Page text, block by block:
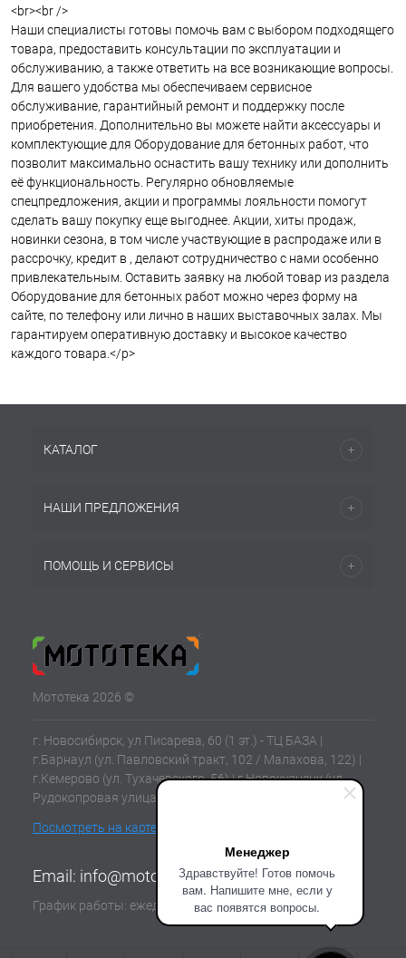
Менеджер
Здравствуйте! Готов помочь
вам. Напишите мне, если у
вас появятся вопросы.
<br><br />
Наши специалисты готовы помочь вам с выбором подходящего
товара, предоставить консультации по эксплуатации и
обслуживанию, а также ответить на все возникающие вопросы.
Для вашего удобства мы обеспечиваем сервисное
обслуживание, гарантийный ремонт и поддержку после
приобретения. Дополнительно вы можете найти аксессуары и
комплектующие для Оборудование для бетонных работ, что
позволит максимально оснастить вашу технику или дополнить
её функциональность. Регулярно обновляемые
спецпредложения, акции и программы лояльности помогут
сделать вашу покупку еще выгоднее. Акции, хиты продаж,
новинки сезона, в том числе участвующие в распродаже или в
рассрочку, кредит в , делают сотрудничество с нами особенно
привлекательным. Оставить заявку на любой товар из раздела
Оборудование для бетонных работ можно через форму на
сайте, по телефону или лично в наших выставочных залах. Мы
гарантируем оперативную доставку и высокое качество
каждого товара.</p>
КАТАЛОГ
НАШИ ПРЕДЛОЖЕНИЯ
ПОМОЩЬ И СЕРВИСЫ
Мототека 2026 ©
г. Новосибирск, ул Писарева, 60 (1 эт.) - ТЦ БАЗА |
г.Барнаул (ул. Павловский тракт, 102 / Малахова, 122) |
г.Кемерово (ул. Тухачевского, 56) | г.Новокузнецк (ул.
Рудокопровая улица, 21) | г.Томск (ул. Клюева, 11В)
Посмотреть на карте
Email: info@mototeka.su
График работы: ежедневно с 10:00 до 19:00